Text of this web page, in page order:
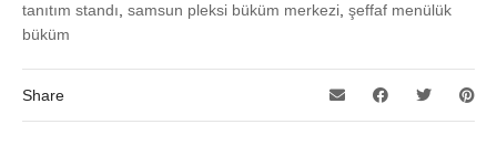
tanıtım standı samsun pleksi büküm merkezi şeffaf menülük
büküm
Share